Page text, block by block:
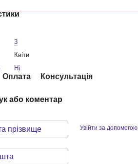
3
Квіти
Ні
Оплата Консультація
або коментар
Увійти за допомогою